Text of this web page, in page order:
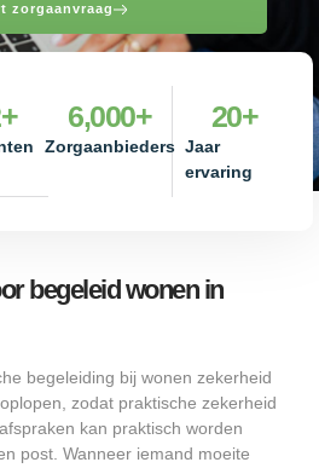
zorgaanvraag
+
Zorgaanbieders
6,000+
Jaar
ervaring
20+
begeleid wonen in
begeleiding bij wonen zekerheid
zodat praktische zekerheid
kan praktisch worden
post. Wanneer iemand moeite